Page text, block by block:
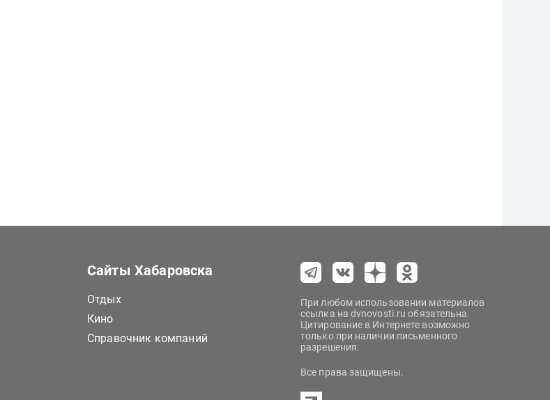
Сайты Хабаровска
Отдых
Кино
Справочник компаний
При любом использовании материалов
ссылка на dvnovosti.ru обязательна.
Цитирование в Интернете возможно
только при наличии письменного
разрешения.
Все права защищены.